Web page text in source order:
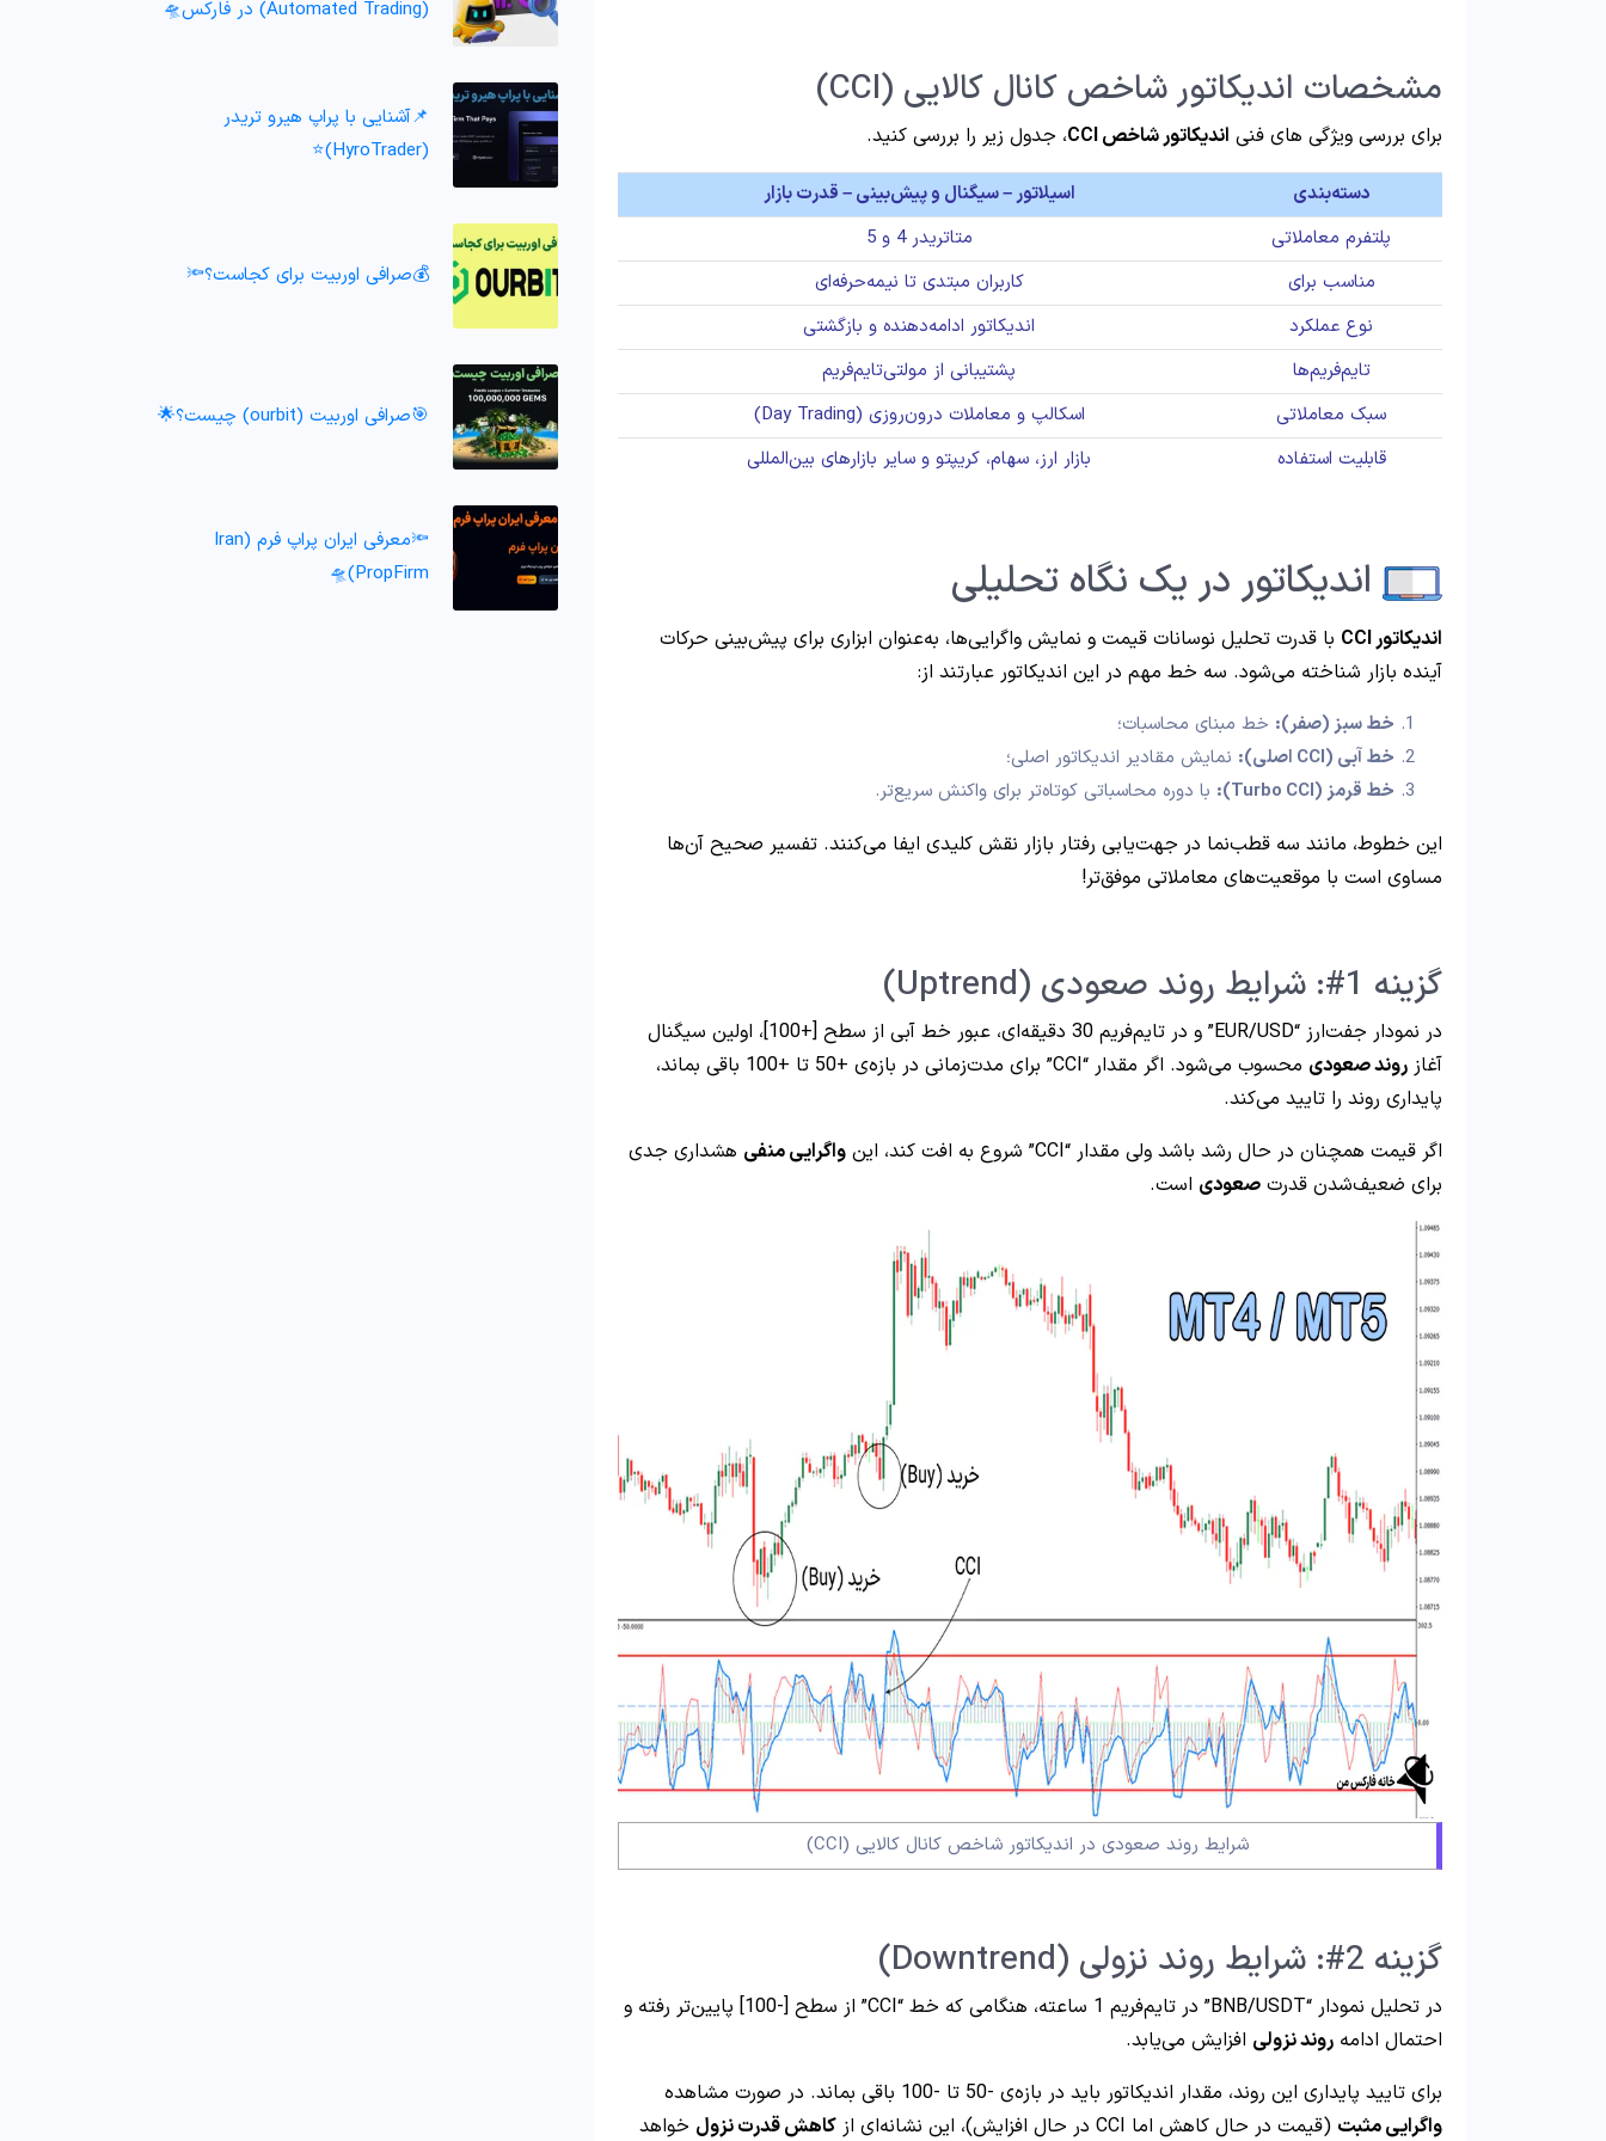
مشخصات اندیکاتور شاخص کانال کالایی (CCI)
برای بررسی ویژگی های فنی اندیکاتور شاخص CCI ، جدول زیر را بررسی کنید.
دسته‌بندی
اسیلاتور – سیگنال و پیش‌بینی – قدرت بازار
پلتفرم معاملاتی
متاتریدر 4 و 5
مناسب برای
کاربران مبتدی تا نیمه‌حرفه‌ای
نوع عملکرد
اندیکاتور ادامه‌دهنده و بازگشتی
تایم‌فریم‌ها
پشتیبانی از مولتی‌تایم‌فریم
سبک معاملاتی
اسکالپ و معاملات درون‌روزی (Day Trading)
قابلیت استفاده
بازار ارز، سهام، کریپتو و سایر بازارهای بین‌المللی
اندیکاتور در یک نگاه تحلیلی
اندیکاتور CCI
با قدرت تحلیل نوسانات قیمت و نمایش واگرایی‌ها، به‌عنوان ابزاری برای پیش‌بینی حرکات
آینده بازار شناخته می‌شود. سه خط مهم در این اندیکاتور عبارتند از:
خط سبز (صفر): خط مبنای محاسبات؛
خط آبی (CCI اصلی):
نمایش مقادیر اندیکاتور اصلی؛
خط قرمز (Turbo CCI):
با دوره محاسباتی کوتاه‌تر برای واکنش سریع‌تر.
این خطوط، مانند سه قطب‌نما در جهت‌یابی رفتار بازار نقش کلیدی ایفا می‌کنند. تفسیر صحیح آن‌ها
مساوی است با موقعیت‌های معاملاتی موفق‌تر!
گزینه 1#: شرایط روند صعودی (Uptrend)
در نمودار جفت‌ارز “EUR/USD” و در تایم‌فریم 30 دقیقه‌ای، عبور خط آبی از سطح [+100]، اولین سیگنال
آغاز روند صعودی
محسوب می‌شود. اگر مقدار “CCI” برای مدت‌زمانی در بازه‌ی +50 تا +100 باقی بماند،
پایداری روند را تایید می‌کند.
اگر قیمت همچنان در حال رشد باشد ولی مقدار “CCI” شروع به افت کند، این
واگرایی منفی هشداری جدی
برای ضعیف‌شدن قدرت صعودی است.
شرایط روند صعودی در اندیکاتور شاخص کانال کالایی (CCI)
گزینه 2#: شرایط روند نزولی (Downtrend)
در تحلیل نمودار “BNB/USDT” در تایم‌فریم 1 ساعته، هنگامی که خط “CCI” از سطح [-100] پایین‌تر رفته و
احتمال ادامه روند نزولی افزایش می‌یابد.
برای تایید پایداری این روند، مقدار اندیکاتور باید در بازه‌ی -50 تا -100 باقی بماند. در صورت مشاهده
واگرایی مثبت (قیمت در حال کاهش اما CCI در حال افزایش)، این نشانه‌ای از کاهش قدرت نزول خواهد
(Automated Trading) در فارکس🛸
📌آشنایی با پراپ هیرو تریدر
(HyroTrader)⭐️
💰صرافی اوربیت برای کجاست؟🔦
🎯صرافی اوربیت (ourbit) چیست؟🌟
🔦معرفی ایران پراپ فرم (Iran
PropFirm)🛸